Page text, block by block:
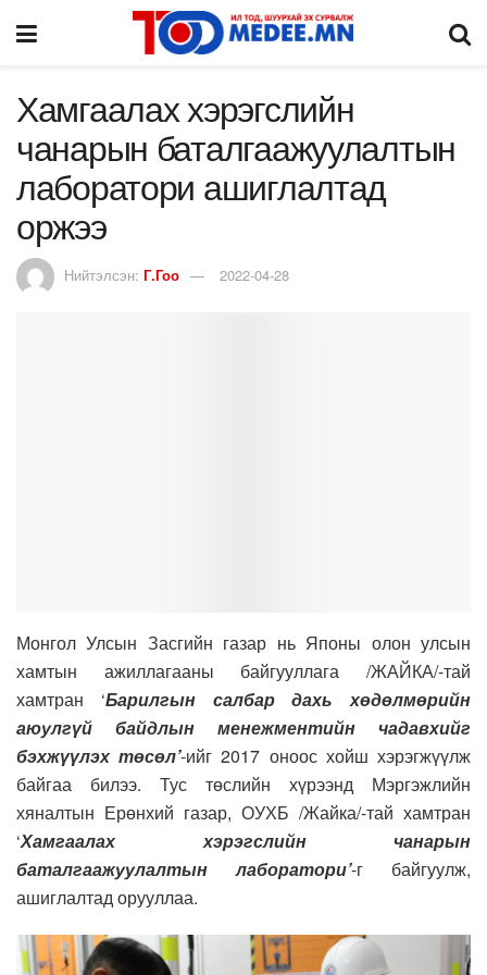
Хамгаалах хэрэгслийн
чанарын баталгаажуулалтын
лаборатори ашиглалтад
оржээ
Нийтэлсэн: Г.Гоо 2022-04-28
Монгол Улсын Засгийн газар нь Японы олон улсын
хамтын ажиллагааны байгууллага /ЖАЙКА/-тай
хамтран ‘Барилгын салбар дахь хөдөлмөрийн
аюулгүй байдлын менежментийн чадавхийг
бэхжүүлэх төсөл’-ийг 2017 оноос хойш хэрэгжүүлж
байгаа билээ. Тус төслийн хүрээнд Мэргэжлийн
хяналтын Ерөнхий газар, ОУХБ /Жайка/-тай хамтран
‘Хамгаалах хэрэгслийн чанарын
баталгаажуулалтын лаборатори’-г байгуулж,
ашиглалтад орууллаа.